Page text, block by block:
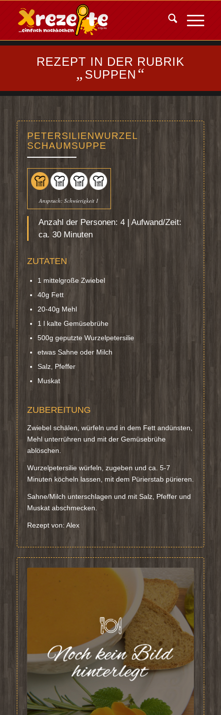
REZEPT IN DER RUBRIK
„ SUPPEN “
PETERSILIENWURZEL
SCHAUMSUPPE
Anspruch: Schwierigkeit 1
Anzahl der Personen: 4 | Aufwand/Zeit:
ca. 30 Minuten
ZUTATEN
1 mittelgroße Zwiebel
40g Fett
20-40g Mehl
1 l kalte Gemüsebrühe
500g geputzte Wurzelpetersilie
etwas Sahne oder Milch
Salz, Pfeffer
Muskat
ZUBEREITUNG
Zwiebel schälen, würfeln und in dem Fett andünsten,
Mehl unterrühren und mit der Gemüsebrühe
ablöschen.
Wurzelpetersilie würfeln, zugeben und ca. 5-7
Minuten köcheln lassen, mit dem Pürierstab pürieren.
Sahne/Milch unterschlagen und mit Salz, Pfeffer und
Muskat abschmecken.
Rezept von: Alex